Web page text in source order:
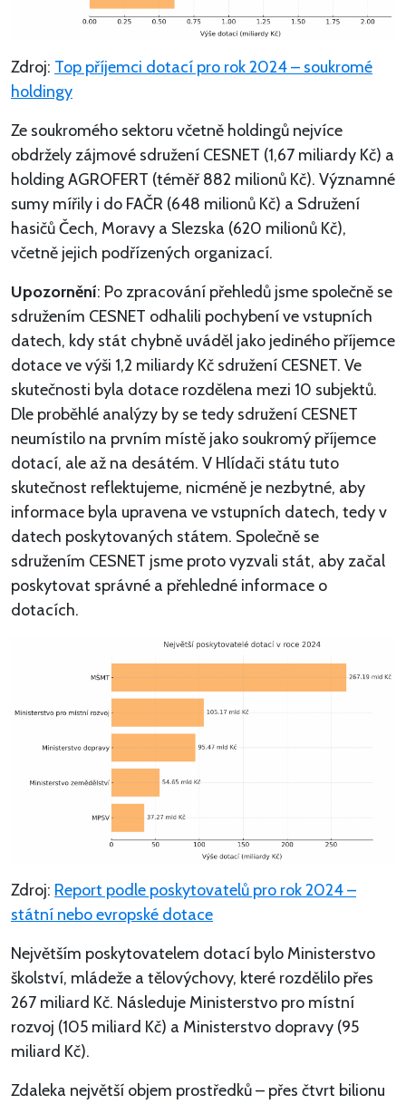
Zdroj: Top příjemci dotací pro rok 2024 – soukromé
holdingy
Ze soukromého sektoru včetně holdingů nejvíce
obdržely zájmové sdružení CESNET (1,67 miliardy Kč) a
holding AGROFERT (téměř 882 milionů Kč). Významné
sumy mířily i do FAČR (648 milionů Kč) a Sdružení
hasičů Čech, Moravy a Slezska (620 milionů Kč),
včetně jejich podřízených organizací.
Upozornění: Po zpracování přehledů jsme společně se
sdružením CESNET odhalili pochybení ve vstupních
datech, kdy stát chybně uváděl jako jediného příjemce
dotace ve výši 1,2 miliardy Kč sdružení CESNET. Ve
skutečnosti byla dotace rozdělena mezi 10 subjektů.
Dle proběhlé analýzy by se tedy sdružení CESNET
neumístilo na prvním místě jako soukromý příjemce
dotací, ale až na desátém. V Hlídači státu tuto
skutečnost reflektujeme, nicméně je nezbytné, aby
informace byla upravena ve vstupních datech, tedy v
datech poskytovaných státem. Společně se
sdružením CESNET jsme proto vyzvali stát, aby začal
poskytovat správné a přehledné informace o
dotacích.
Zdroj: Report podle poskytovatelů pro rok 2024 –
státní nebo evropské dotace
Největším poskytovatelem dotací bylo Ministerstvo
školství, mládeže a tělovýchovy, které rozdělilo přes
267 miliard Kč. Následuje Ministerstvo pro místní
rozvoj (105 miliard Kč) a Ministerstvo dopravy (95
miliard Kč).
Zdaleka největší objem prostředků – přes čtvrt bilionu